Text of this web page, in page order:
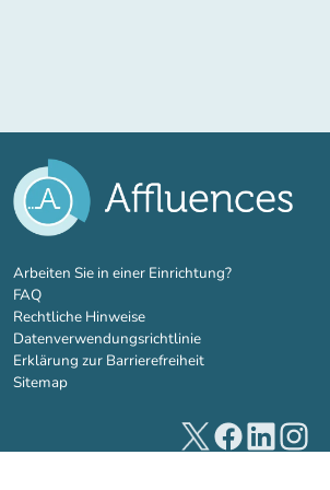
Arbeiten Sie in einer Einrichtung?(new tab)
FAQ
Rechtliche Hinweise
Datenverwendungsrichtlinie
Erklärung zur Barrierefreiheit
Sitemap
(new tab)(new tab)(new tab)